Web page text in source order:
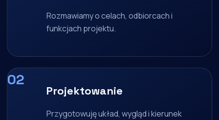
Rozmawiamy o celach, odbiorcach i
funkcjach projektu.
Projektowanie
Przygotowuję układ, wygląd i kierunek